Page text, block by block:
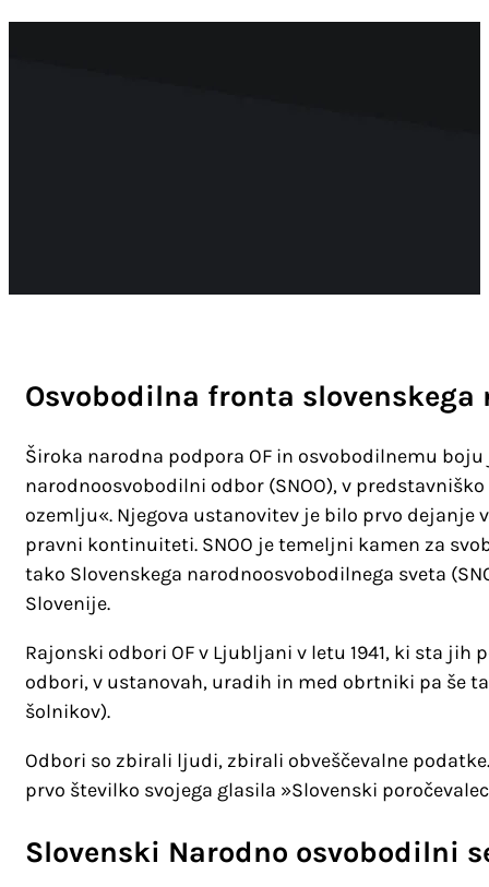
Osvobodilna fronta
Široka narodna podpora OF in osvobodilnemu
narodnoosvobodilni odbor (SNOO), v
ozemlju«. Njegova ustanovitev je bilo prvo
pravni kontinuiteti. SNOO je temeljni kamen za
tako Slovenskega narodnoosvobodilnega sveta
Slovenije.
Rajonski odbori OF v Ljubljani v letu 1941, ki sta
odbori, v ustanovah, uradih in med obrtniki pa še
šolnikov).
Odbori so zbirali ljudi, zbirali obveščevalne
prvo številko svojega glasila »Slovenski
Slovenski Narodno osvobodilni